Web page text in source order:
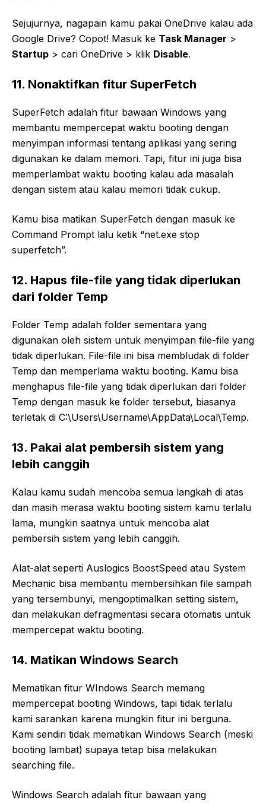
Sejujurnya, nagapain kamu pakai OneDrive kalau ada
Google Drive? Copot! Masuk ke Task Manager >
Startup > cari OneDrive > klik Disable.
11. Nonaktifkan fitur SuperFetch
SuperFetch adalah fitur bawaan Windows yang
membantu mempercepat waktu booting dengan
menyimpan informasi tentang aplikasi yang sering
digunakan ke dalam memori. Tapi, fitur ini juga bisa
memperlambat waktu booting kalau ada masalah
dengan sistem atau kalau memori tidak cukup.
Kamu bisa matikan SuperFetch dengan masuk ke
Command Prompt lalu ketik “net.exe stop
superfetch”.
12. Hapus file-file yang tidak diperlukan
dari folder Temp
Folder Temp adalah folder sementara yang
digunakan oleh sistem untuk menyimpan file-file yang
tidak diperlukan. File-file ini bisa membludak di folder
Temp dan memperlama waktu booting. Kamu bisa
menghapus file-file yang tidak diperlukan dari folder
Temp dengan masuk ke folder tersebut, biasanya
terletak di C:\Users\Username\AppData\Local\Temp.
13. Pakai alat pembersih sistem yang
lebih canggih
Kalau kamu sudah mencoba semua langkah di atas
dan masih merasa waktu booting sistem kamu terlalu
lama, mungkin saatnya untuk mencoba alat
pembersih sistem yang lebih canggih.
Alat-alat seperti Auslogics BoostSpeed atau System
Mechanic bisa membantu membersihkan file sampah
yang tersembunyi, mengoptimalkan setting sistem,
dan melakukan defragmentasi secara otomatis untuk
mempercepat waktu booting.
14. Matikan Windows Search
Mematikan fitur WIndows Search memang
mempercepat booting Windows, tapi tidak terlalu
kami sarankan karena mungkin fitur ini berguna.
Kami sendiri tidak mematikan Windows Search (meski
booting lambat) supaya tetap bisa melakukan
searching file.
Windows Search adalah fitur bawaan yang